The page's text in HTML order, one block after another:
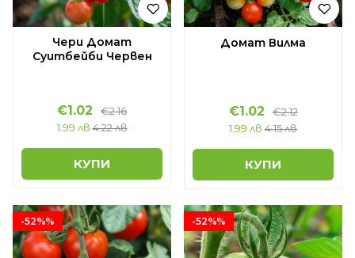
Чери Домат
Суитбейби Червен
€1.02
€2.16
1.99 лв 4.22 лв
КУПИ
Домат Вилма
€1.02
€2.12
1.99 лв 4.15 лв
КУПИ
-52%% -52%%